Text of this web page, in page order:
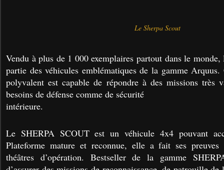
Le Sherpa Scout
Vendu à plus de 1 000 exemplaires partout dans le
partie des véhicules emblématiques de la gamme
polyvalent est capable de répondre à des missions très
besoins de défense comme de sécurité
intérieure.
Le SHERPA SCOUT est un véhicule 4x4 pouvant
Plateforme mature et reconnue, elle a fait ses
théâtres d’opération. Bestseller de la gamme